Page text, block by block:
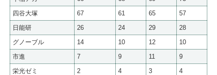
四谷大塚
67 61 65
57
日能研
26 24 29
28
グノーブル
14 10 12
10
市進
7 9 11
9
栄光ゼミ
2 4 3
4